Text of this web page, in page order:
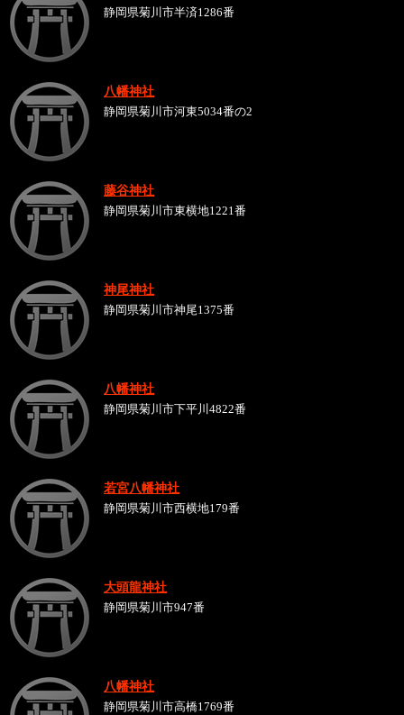
静岡県菊川市半済1286番
八幡神社
静岡県菊川市河東5034番の2
藤谷神社
静岡県菊川市東横地1221番
神尾神社
静岡県菊川市神尾1375番
八幡神社
静岡県菊川市下平川4822番
若宮八幡神社
静岡県菊川市西横地179番
大頭龍神社
静岡県菊川市947番
八幡神社
静岡県菊川市高橋1769番